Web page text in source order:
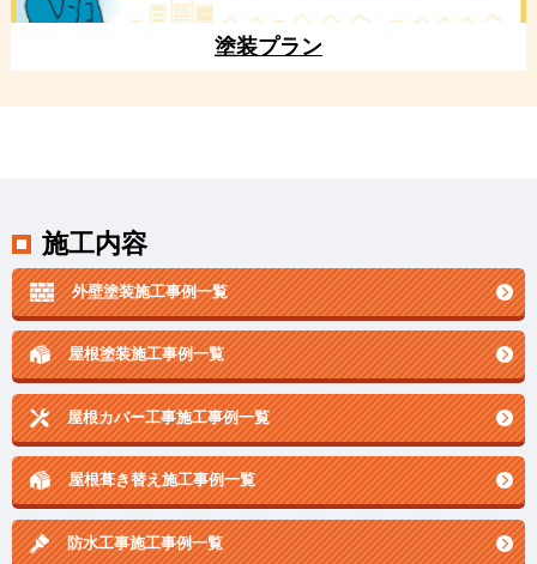
塗装プラン
施工内容
外壁塗装施工事例一覧
屋根塗装施工事例一覧
屋根カバー工事施工事例一覧
屋根葺き替え施工事例一覧
防水工事施工事例一覧